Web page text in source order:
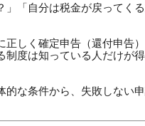
」「自分は税金が戻ってく
しく確定申告（還付申告
度は知っている人だけが
な条件から、失敗しない